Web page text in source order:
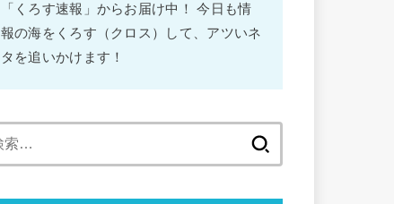
「くろす速報」からお届け中！ 今日も情
報の海をくろす（クロス）して、アツいネ
タを追いかけます！